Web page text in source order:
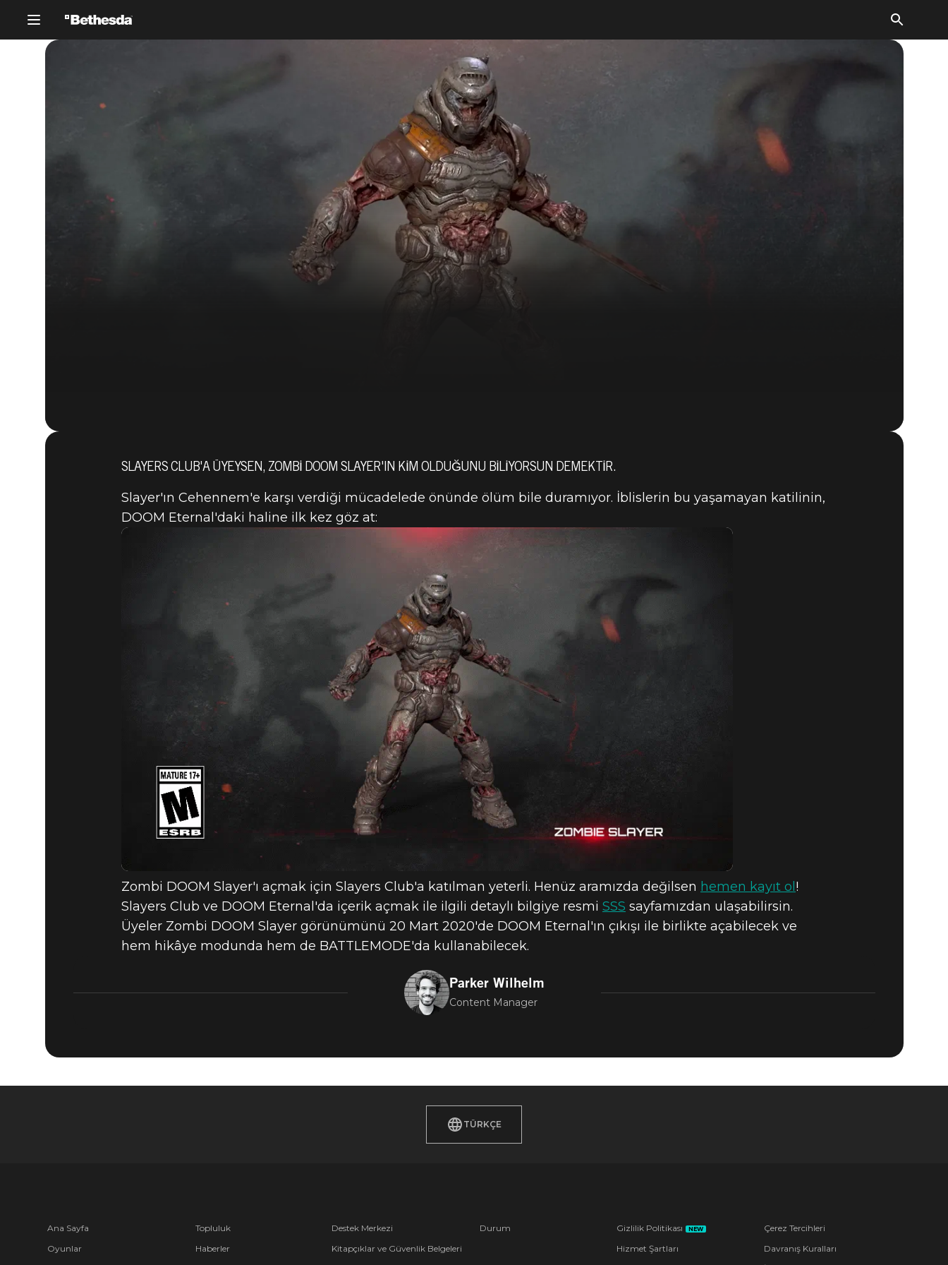
12 Aralık 2019
KANLI CANLI ZOMBI DOOM SLAYER
SLAYERS CLUB'A ÜYEYSEN, ZOMBI DOOM SLAYER'IN KIM OLDUĞUNU BILIYORSUN DEMEKTIR.
Slayer'ın Cehennem'e karşı verdiği mücadelede önünde ölüm bile duramıyor. İblislerin bu yaşamayan katilinin,
DOOM Eternal'daki haline ilk kez göz at:
Zombi DOOM Slayer'ı açmak için Slayers Club'a katılman yeterli. Henüz aramızda değilsen hemen kayıt ol !
Slayers Club ve DOOM Eternal'da içerik açmak ile ilgili detaylı bilgiye resmi SSS sayfamızdan ulaşabilirsin.
Üyeler Zombi DOOM Slayer görünümünü 20 Mart 2020'de DOOM Eternal'ın çıkışı ile birlikte açabilecek ve
hem hikâye modunda hem de BATTLEMODE'da kullanabilecek.
Parker Wilhelm
Content Manager
TÜRKÇE
Ana Sayfa
Oyunlar
Topluluk
Haberler
Destek Merkezi
Kitapçıklar ve Güvenlik Belgeleri
Durum Gizlilik Politikası NEW
Hizmet Şartları
Çerez Tercihleri
Davranış Kuralları